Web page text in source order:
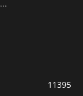
11395